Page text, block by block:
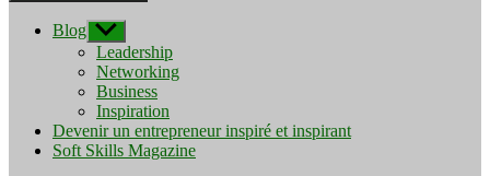
Blog Afficher
le
sous-
menu
Leadership
Networking
Business
Inspiration
Devenir un entrepreneur inspiré et inspirant
Soft Skills Magazine